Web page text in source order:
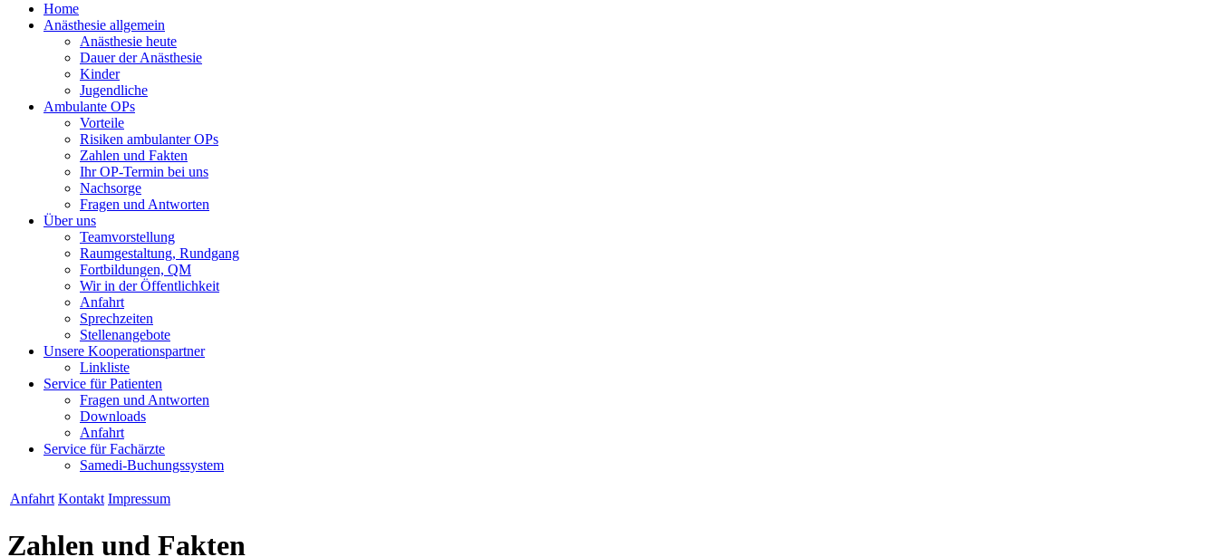
Home
Anästhesie allgemein
Anästhesie heute
Dauer der Anästhesie
Kinder
Jugendliche
Ambulante OPs
Vorteile
Risiken ambulanter OPs
Zahlen und Fakten
Ihr OP-Termin bei uns
Nachsorge
Fragen und Antworten
Über uns
Teamvorstellung
Raumgestaltung, Rundgang
Fortbildungen, QM
Wir in der Öffentlichkeit
Anfahrt
Sprechzeiten
Stellenangebote
Unsere Kooperationspartner
Linkliste
Service für Patienten
Fragen und Antworten
Downloads
Anfahrt
Service für Fachärzte
Samedi-Buchungssystem
Anfahrt Kontakt Impressum
Zahlen und Fakten